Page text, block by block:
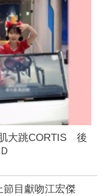
大跳CORTIS 後
節目獻吻江宏傑